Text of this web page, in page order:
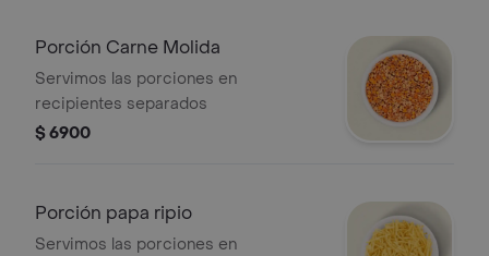
Porción Carne Molida
Servimos las porciones en
recipientes separados
$ 6900
Porción papa ripio
Servimos las porciones en